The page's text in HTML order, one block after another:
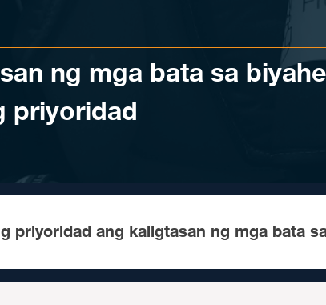
ng mga bata sa
priyoridad
priyoridad ang kaligtasan ng mga bata